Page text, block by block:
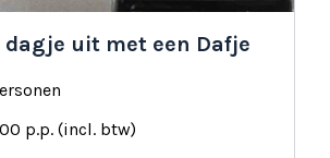
dagje uit met een Dafje
p.p. (incl. btw)